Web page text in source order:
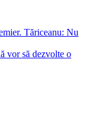
Tăriceanu: Nu
vor să dezvolte o